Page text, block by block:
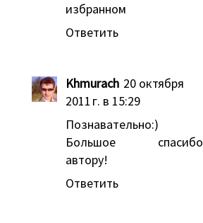
избранном
Ответить
Khmurach 20 октября
2011 г. в 15:29
Познавательно:)
Большое спасибо
автору!
Ответить